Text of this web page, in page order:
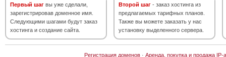
Первый шаг вы уже сделали,
зарегистрировав доменное имя.
Следующими шагами будут заказ
хостинга и создание сайта.
Второй шаг - заказ хостинга из
предлагаемых тарифных планов.
Также вы можете заказать у нас
установку выделенного сервера.
Регистрация доменов· Аренда, покупка и продажа IP-